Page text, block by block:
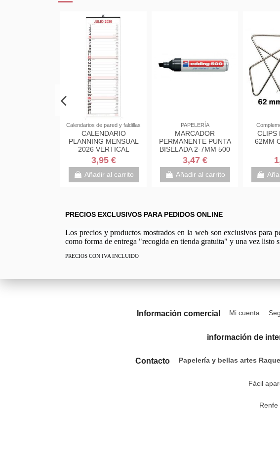
Calendarios de pared y faldillas
CALENDARIO
PLANNING MENSUAL
2026 VERTICAL
16,5X49CM MYRGA
REF:1596
3,95 €
Añadir al carrito
PAPELERÍA
MARCADOR
PERMANENTE PUNTA
BISELADA 2-7MM 500
NEGRO EDDING 500-
01
3,47 €
Añadir al carrito
CLIPS
62MM
PRECIOS EXCLUSIVOS PARA PEDIDOS ONLINE
Los precios y productos mostrados en la web son exclusivos para
como forma de entrega "recogida en tienda gratuita" y una vez listo
PRECIOS CON IVA INCLUIDO
Información comercial Mi cuenta
información de
Contacto Papelería y bellas artes
Fácil